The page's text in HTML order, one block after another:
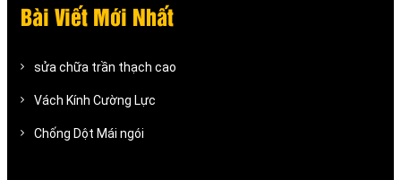
Bài Viết Mới Nhất
sửa chữa trần thạch cao
Vách Kính Cường Lực
Chống Dột Mái ngói